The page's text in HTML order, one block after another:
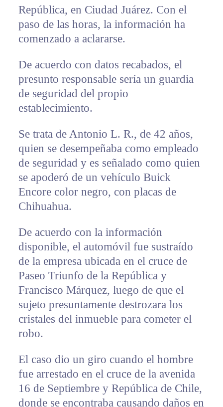
República, en Ciudad Juárez. Con el
paso de las horas, la información ha
comenzado a aclararse.
De acuerdo con datos recabados, el
presunto responsable sería un guardia
de seguridad del propio
establecimiento.
Se trata de Antonio L. R., de 42 años,
quien se desempeñaba como empleado
de seguridad y es señalado como quien
se apoderó de un vehículo Buick
Encore color negro, con placas de
Chihuahua.
De acuerdo con la información
disponible, el automóvil fue sustraído
de la empresa ubicada en el cruce de
Paseo Triunfo de la República y
Francisco Márquez, luego de que el
sujeto presuntamente destrozara los
cristales del inmueble para cometer el
robo.
El caso dio un giro cuando el hombre
fue arrestado en el cruce de la avenida
16 de Septiembre y República de Chile,
donde se encontraba causando daños en